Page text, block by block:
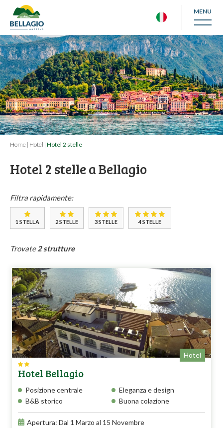
MENU
Home | Hotel | Hotel 2 stelle
Hotel 2 stelle a Bellagio
Trovate2 strutture
Filtra rapidamente:
1 STELLA 2 STELLE 3 STELLE 4 STELLE
Hotel
Hotel Bellagio
Posizione centrale
Eleganza e design
B&B storico
Buona colazione
Apertura: Dal 1 Marzo al 15 Novembre